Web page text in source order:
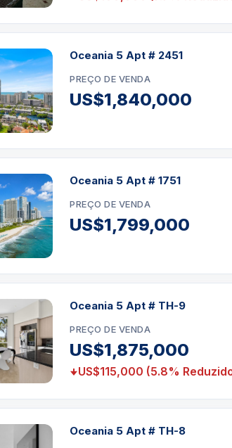
mandar um email
540 5744
Oceania 5 Apt # 2451
PREÇO DE VENDA
US$1,840,000
Oceania 5 Apt # 1751
PREÇO DE VENDA
US$1,799,000
Oceania 5 Apt # TH-9
PREÇO DE VENDA
US$1,875,000
US$115,000 (5.8%
Oceania 5 Apt # TH-8